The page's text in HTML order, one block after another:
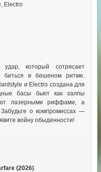
Electro
который сотрясает
биться в бешеном ритме.
и Electro создана для
басы бьют как залпы
лазерными риффами, а
о компромиссах —
войну обыденности!
(2026)